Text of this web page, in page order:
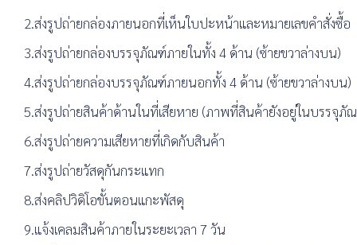
2.ส่งรูปถ่ายกล่องภายนอกที่เห็นใบปะหน้าและหมายเลขคำสั่งซื้อ
3.ส่งรูปถ่ายกล่องบรรจุภัณฑ์ภายในทั้ง 4 ด้าน (ซ้ายขวาล่างบน)
4.ส่งรูปถ่ายกล่องบรรจุภัณฑ์ภายนอกทั้ง 4 ด้าน (ซ้ายขวาล่างบน)
5.ส่งรูปถ่ายสินค้าด้านในที่เสียหาย (ภาพที่สินค้ายังอยู่ในบรรจุภั
6.ส่งรูปถ่ายความเสียหายที่เกิดกับสินค้า
7.ส่งรูปถ่ายวัสดุกันกระแทก
8.ส่งคลิปวิดิโอขั้นตอนแกะพัสดุ
9.แจ้งเคลมสินค้าภายในระยะเวลา 7 วัน